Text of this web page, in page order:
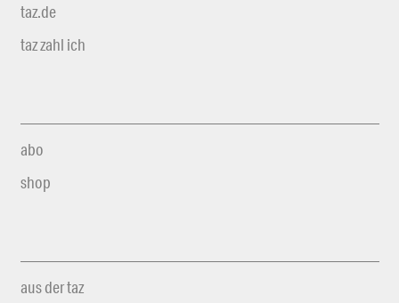
taz.de
taz zahl ich
abo
shop
aus der taz